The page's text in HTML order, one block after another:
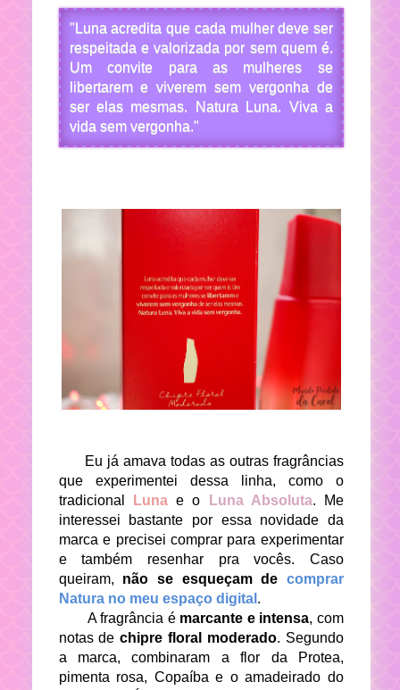
"Luna acredita que cada mulher deve ser
respeitada e valorizada por sem quem é.
Um convite para as mulheres se
libertarem e viverem sem vergonha de
ser elas mesmas. Natura Luna. Viva a
vida sem vergonha."
Eu já amava todas as outras fragrâncias
que experimentei dessa linha, como o
tradicional
Lunae o Luna Absoluta. Me
interessei bastante por essa novidade da
marca e precisei comprar para experimentar
e também resenhar pra vocês. Caso
queiram, não se esqueçam de comprar
Natura no meu espaço digital .
A fragrância é marcante e intensa, com
notas dechipre floral moderado. Segundo
a marca, combinaram a flor da Protea,
pimenta rosa, Copaíba e o amadeirado do